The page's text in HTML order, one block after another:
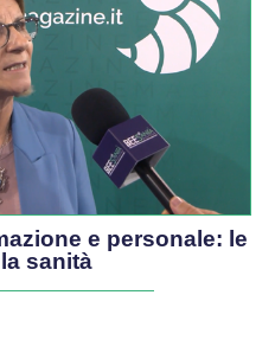
e personale: le
sanità